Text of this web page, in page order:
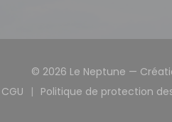
© 2026 Le Neptune —
nouvelle fenêtre))
CGU
((ouvre une nouvelle fenêtre))
Politique de protection